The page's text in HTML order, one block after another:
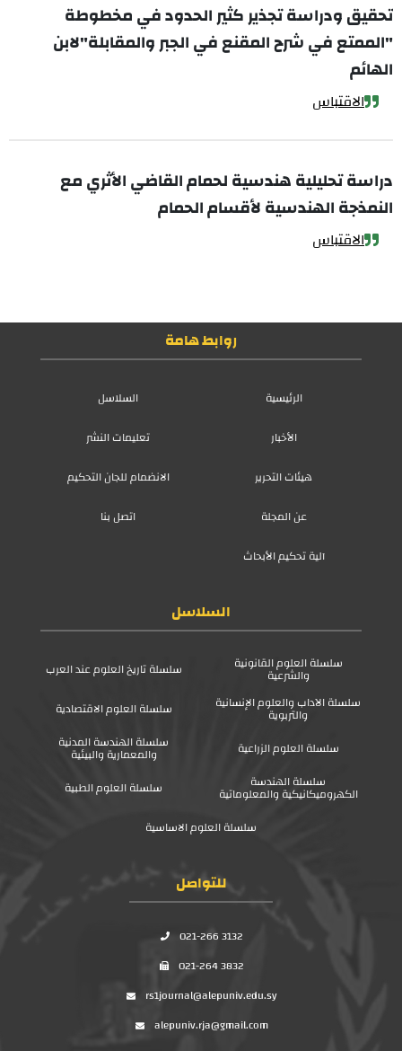
تحقيق ودراسة تجذير كثير الحدود في مخطوطة
"الممتع في شرح المقنع في الجبر والمقابلة"لابن
الهائم
الاقتباس
دراسة تحليلية هندسية لحمام القاضي الأثري مع
النمذجة الهندسية لأقسام الحمام
الاقتباس
روابط هامة
الرئيسية
السلاسل
الأخبار
تعليمات النشر
هيئات التحرير
الانضمام للجان التحكيم
عن المجلة
اتصل بنا
آلية تحكيم الأبحاث
السلاسل
سلسلة العلوم القانونية
والشرعية
سلسلة تاريخ العلوم عند العرب
سلسلة الآداب والعلوم الإنسانية
والتربوية
سلسلة العلوم الاقتصادية
سلسلة العلوم الزراعية
سلسلة الهندسة المدنية
والمعمارية والبيئية
سلسلة الهندسة
الكهروميكانيكية والمعلوماتية
سلسلة العلوم الطبية
سلسلة العلوم الاساسية
للتواصل
021-266 3132
021-264 3832
rs1journal@alepuniv.edu.sy
alepuniv.rja@gmail.com